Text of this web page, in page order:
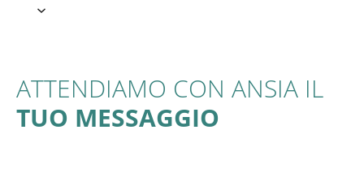
ATTENDIAMO CON ANSIA IL
TUO MESSAGGIO